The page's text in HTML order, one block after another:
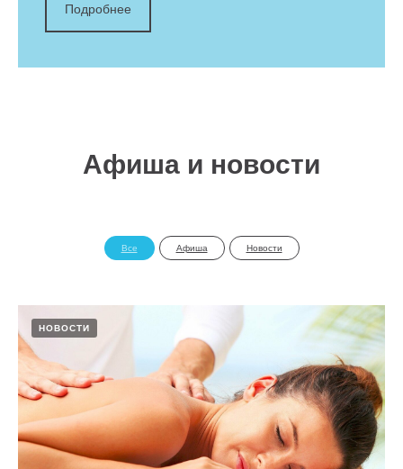
Подробнее
Афиша и новости
Все Афиша Новости
НОВОСТИ